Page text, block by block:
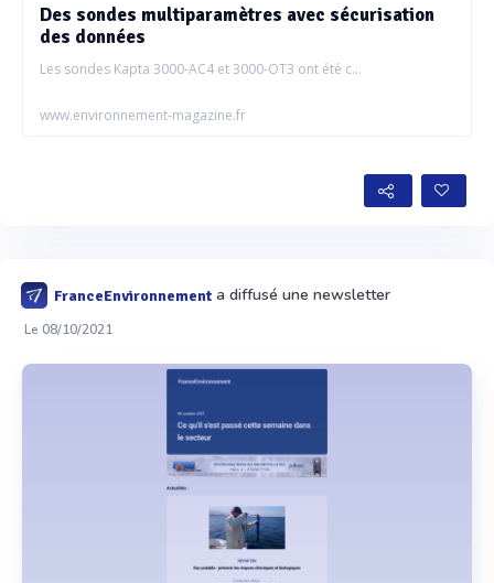
Des sondes multiparamètres avec sécurisation
des données
Les sondes Kapta 3000-AC4 et 3000-OT3 ont été c...
www.environnement-magazine.fr
FranceEnvironnement a diffusé une newsletter
Le 08/10/2021